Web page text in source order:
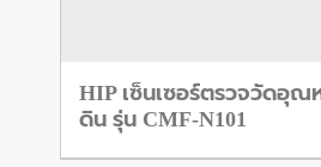
HIP เซ็นเซอร์ตรวจวัดอุณ
ดิน รุ่น CMF-N101